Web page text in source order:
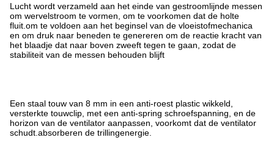
Lucht wordt verzameld aan het einde van gestroomlijnde messen
om wervelstroom te vormen, om te voorkomen dat de holte
fluit.om te voldoen aan het beginsel van de vloeistofmechanica
en om druk naar beneden te genereren om de reactie kracht van
het blaadje dat naar boven zweeft tegen te gaan, zodat de
stabiliteit van de messen behouden blijft
Een staal touw van 8 mm in een anti-roest plastic wikkeld,
versterkte touwclip, met een anti-spring schroefspanning, en de
horizon van de ventilator aanpassen, voorkomt dat de ventilator
schudt.absorberen de trillingenergie.